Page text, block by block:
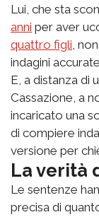
Lui, che sta
anni per aver
quattro figli,
indagini
E, a distanza di
Cassazione, a
incaricato una
di compiere
versione per
La verità
Le sentenze
precisa di